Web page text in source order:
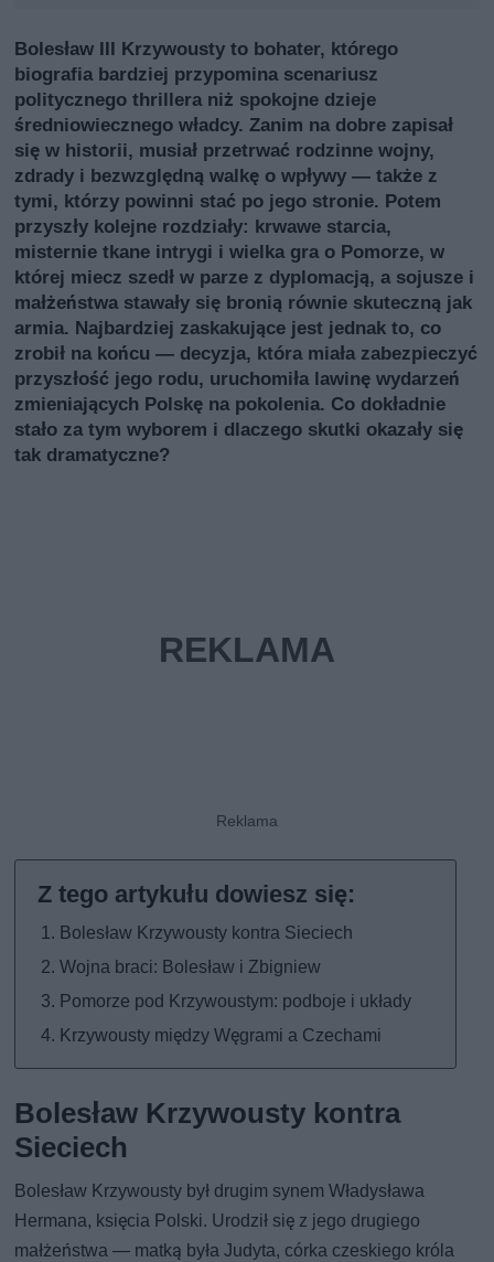
Bolesław III Krzywousty to bohater, którego
biografia bardziej przypomina scenariusz
politycznego thrillera niż spokojne dzieje
średniowiecznego władcy. Zanim na dobre zapisał
się w historii, musiał przetrwać rodzinne wojny,
zdrady i bezwzględną walkę o wpływy — także z
tymi, którzy powinni stać po jego stronie. Potem
przyszły kolejne rozdziały: krwawe starcia,
misternie tkane intrygi i wielka gra o Pomorze, w
której miecz szedł w parze z dyplomacją, a sojusze i
małżeństwa stawały się bronią równie skuteczną jak
armia. Najbardziej zaskakujące jest jednak to, co
zrobił na końcu — decyzja, która miała zabezpieczyć
przyszłość jego rodu, uruchomiła lawinę wydarzeń
zmieniających Polskę na pokolenia. Co dokładnie
stało za tym wyborem i dlaczego skutki okazały się
tak dramatyczne?
Bolesław Krzywousty kontra Sieciech
Wojna braci: Bolesław i Zbigniew
Pomorze pod Krzywoustym: podboje i układy
Krzywousty między Węgrami a Czechami
Bolesław Krzywousty kontra
Sieciech
Bolesław Krzywousty był drugim synem Władysława
Hermana, księcia Polski. Urodził się z jego drugiego
małżeństwa — matką była Judyta, córka czeskiego króla